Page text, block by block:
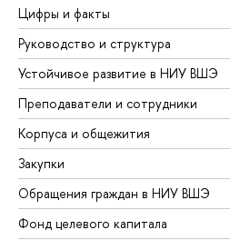
Цифры и факты
Руководство и структура
Устойчивое развитие в НИУ ВШЭ
Преподаватели и сотрудники
Корпуса и общежития
Закупки
Обращения граждан в НИУ ВШЭ
Фонд целевого капитала